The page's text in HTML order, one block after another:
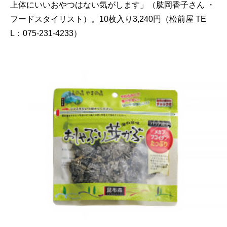
上体にいいおやつはない気がします」（肱岡香子さん ・
フードスタイリスト）。10枚入り3,240円（松前屋 TE
L：075-231-4233）